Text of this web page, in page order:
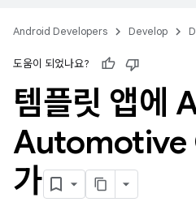
Android Developers Develop
도움이 되었나요?
템플릿 앱에
Automotive
가